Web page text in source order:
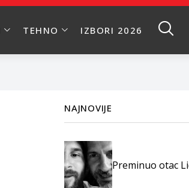
TEHNO IZBORI 2026
NAJNOVIJE
Preminuo otac